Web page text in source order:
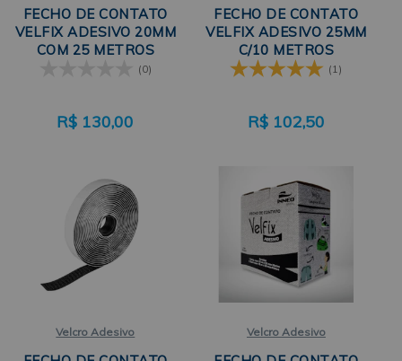
FECHO DE CONTATO
VELFIX ADESIVO 20MM
COM 25 METROS
(0)
R$ 130,00
FECHO DE CONTATO
VELFIX ADESIVO 25MM
C/10 METROS
NEOPRENE (1)
R$ 102,50
Velcro Adesivo Velcro Adesivo